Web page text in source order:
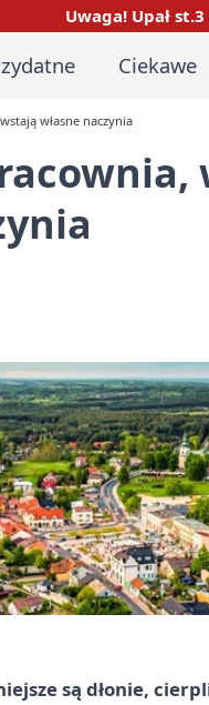
Uwaga! Upał
Ciekawe
własne naczynia
są dłonie,